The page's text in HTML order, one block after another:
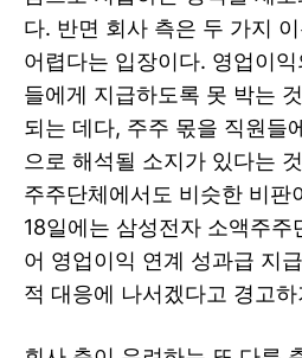
다. 반면 회사 측은 두 가지
어렵다는 입장이다. 영업이
들에게 지급하도록 못 박는
되는 데다, 주주 몫을 직원들
으로 해석될 소지가 있다는
주주단체에서도 비슷한 비판
18일에는 삼성전자 소액주주
어 영업이익 연계 성과급 지
적 대응에 나서겠다고 경고